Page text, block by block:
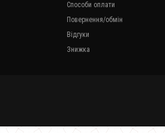
Способи оплати
Повернення/обмін
Відгуки
Знижка